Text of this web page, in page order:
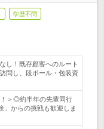
学歴不問
し！既存顧客へのルート
問し、段ボール・包装資
＞◎約半年の先輩同行
」からの挑戦も歓迎しま